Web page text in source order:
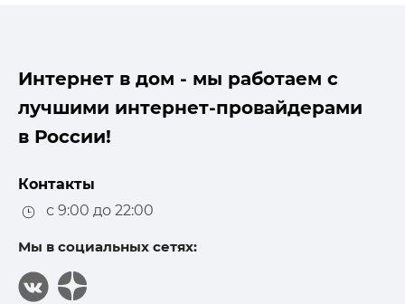
Интернет в дом - мы работаем с
лучшими интернет-провайдерами
в России!
Контакты
с 9:00 до 22:00
Мы в социальных сетях: